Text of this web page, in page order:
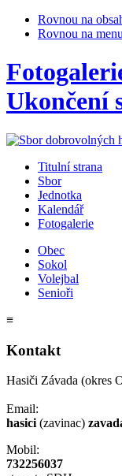
Rovnou na
Rovnou na menu
Ukončení
Titulní strana
Sbor
Jednotka
Kalendář
Fotogalerie
Obec
Sokol
Volejbal
Senioři
≡
Kontakt
Hasiči Závada (okres
Email:
hasici (zavinac)
Mobil:
732256037